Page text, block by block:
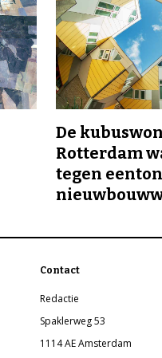
De
Rotterdam
tegen
Contact
Redactie
Spaklerweg 53
1114 AE Amsterdam